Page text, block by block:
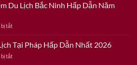
Du Lịch Bắc Ninh Hấp Dẫn Năm
bị tắtở
Phá
Điểm
Du
Tại Pháp Hấp Dẫn Nhất 2026
bị tắtở